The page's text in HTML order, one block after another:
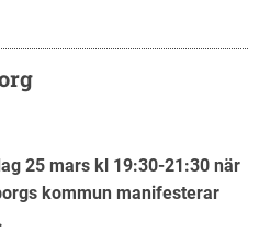
25 mars kl 19:30-21:30 när
kommun manifesterar